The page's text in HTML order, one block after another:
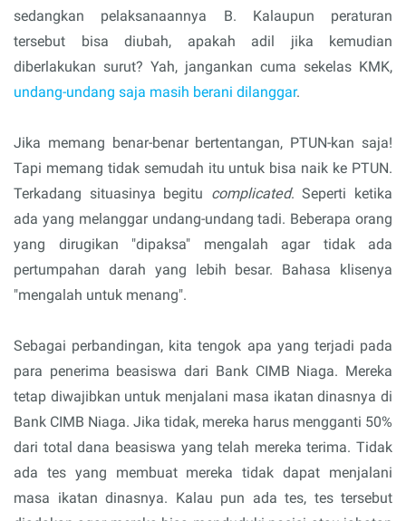
sedangkan pelaksanaannya B. Kalaupun peraturan
tersebut bisa diubah, apakah adil jika kemudian
diberlakukan surut? Yah, jangankan cuma sekelas KMK,
undang-undang saja masih berani dilanggar.
Jika memang benar-benar bertentangan, PTUN-kan saja!
Tapi memang tidak semudah itu untuk bisa naik ke PTUN.
Terkadang situasinya begitu complicated. Seperti ketika
ada yang melanggar undang-undang tadi. Beberapa orang
yang dirugikan "dipaksa" mengalah agar tidak ada
pertumpahan darah yang lebih besar. Bahasa klisenya
"mengalah untuk menang".
Sebagai perbandingan, kita tengok apa yang terjadi pada
para penerima beasiswa dari Bank CIMB Niaga. Mereka
tetap diwajibkan untuk menjalani masa ikatan dinasnya di
Bank CIMB Niaga. Jika tidak, mereka harus mengganti 50%
dari total dana beasiswa yang telah mereka terima. Tidak
ada tes yang membuat mereka tidak dapat menjalani
masa ikatan dinasnya. Kalau pun ada tes, tes tersebut